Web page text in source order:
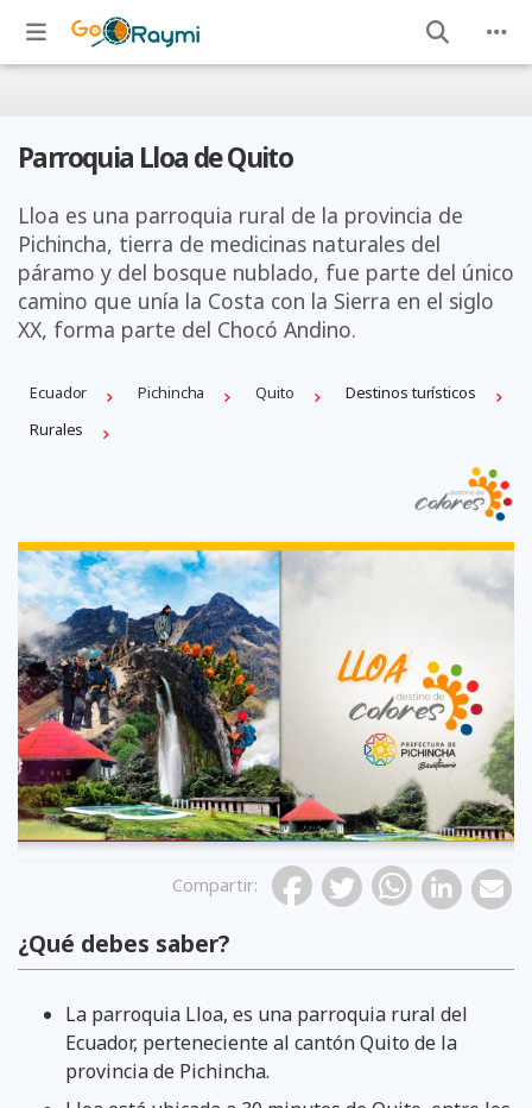
Parroquia Lloa de Quito
Lloa es una parroquia rural de la provincia de
Pichincha, tierra de medicinas naturales del
páramo y del bosque nublado, fue parte del único
camino que unía la Costa con la Sierra en el siglo
XX, forma parte del Chocó Andino.
Ecuador Pichincha Quito
Destinos turísticos
Rurales
Previous
Compartir:
¿Qué debes saber?
La parroquia Lloa, es una parroquia rural del
Ecuador, perteneciente al cantón Quito de la
provincia de Pichincha.